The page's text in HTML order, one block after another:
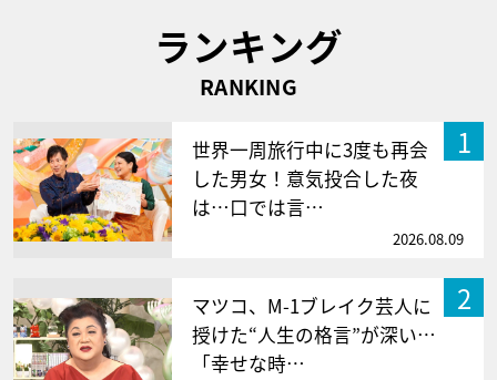
ランキング
RANKING
1
世界一周旅行中に3度も再会
した男女！意気投合した夜
は…口では言…
2026.08.09
2
マツコ、M-1ブレイク芸人に
授けた“人生の格言”が深い…
「幸せな時…